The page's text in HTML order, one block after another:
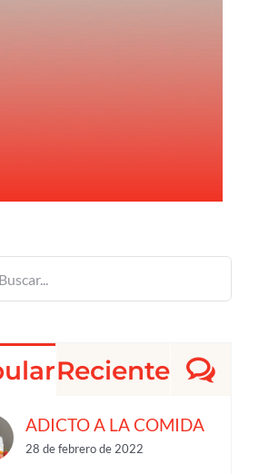
Reciente
ADICTO A LA COMIDA
28 de febrero de 2022